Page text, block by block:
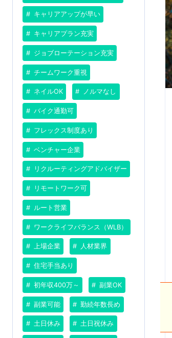
キャリアアップが早い
キャリアプラン充実
ジョブローテーション充実
チームワーク重視
ネイルOK ノルマなし
バイク通勤可
フレックス制度あり
ベンチャー企業
リクルーティングアドバイザー
リモートワーク可
ルート営業
ワークライフバランス（WLB）
上場企業 人材業界
住宅手当あり
初年収400万～ 副業OK
副業可能 勤続年数長め
土日休み 土日祝休み